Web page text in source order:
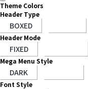
Theme Colors
Header Type
Header Mode
Mega Menu Style
Font Style